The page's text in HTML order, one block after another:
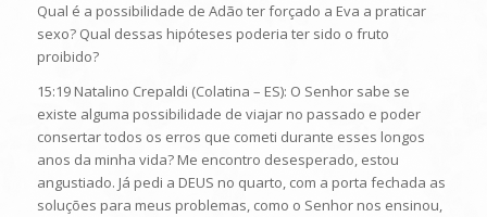
Qual é a possibilidade de Adão ter forçado a Eva a praticar
sexo? Qual dessas hipóteses poderia ter sido o fruto
proibido?
15:19 Natalino Crepaldi (Colatina – ES): O Senhor sabe se
existe alguma possibilidade de viajar no passado e poder
consertar todos os erros que cometi durante esses longos
anos da minha vida? Me encontro desesperado, estou
angustiado. Já pedi a DEUS no quarto, com a porta fechada as
soluções para meus problemas, como o Senhor nos ensinou,